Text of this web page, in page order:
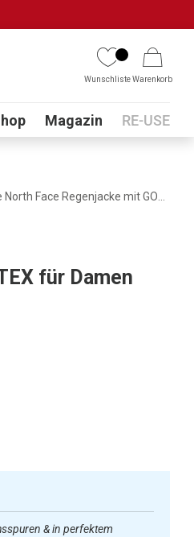
WunschlisteWarenkorb
Magazin RE-USE
für Damen
& in perfektem